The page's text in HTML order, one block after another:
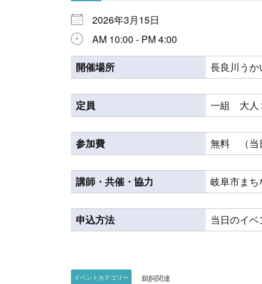
2026年3月15日
AM 10:00 - PM 4:00
開催場所
長良川う
定員 一組 大人
参加費 無料 （当
講師・共催・協力 岐阜市まち
申込方法 当日のイベ
イベントカテゴリー 鵜飼関連